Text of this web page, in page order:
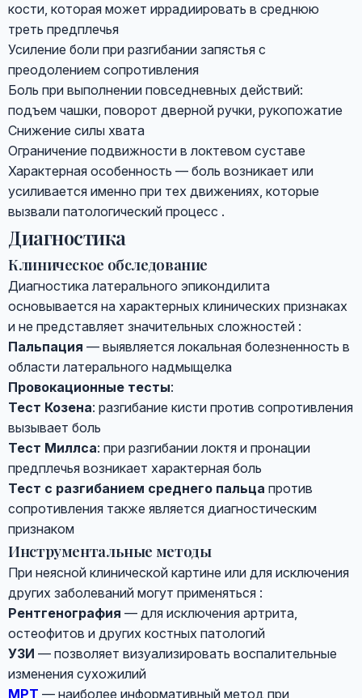
кости, которая может иррадиировать в среднюю
треть предплечья
Усиление боли при разгибании запястья с
преодолением сопротивления
Боль при выполнении повседневных действий:
подъем чашки, поворот дверной ручки, рукопожатие
Снижение силы хвата
Ограничение подвижности в локтевом суставе
Характерная особенность — боль возникает или
усиливается именно при тех движениях, которые
вызвали патологический процесс .
Диагностика
Клиническое обследование
Диагностика латерального эпикондилита
основывается на характерных клинических признаках
и не представляет значительных сложностей :
Пальпация — выявляется локальная болезненность в
области латерального надмыщелка
Провокационные тесты:
Тест Козена: разгибание кисти против сопротивления
вызывает боль
Тест Миллса: при разгибании локтя и пронации
предплечья возникает характерная боль
Тест с разгибанием среднего пальца против
сопротивления также является диагностическим
признаком
Инструментальные методы
При неясной клинической картине или для исключения
других заболеваний могут применяться :
Рентгенография — для исключения артрита,
остеофитов и других костных патологий
УЗИ — позволяет визуализировать воспалительные
изменения сухожилий
МРТ — наиболее информативный метод при